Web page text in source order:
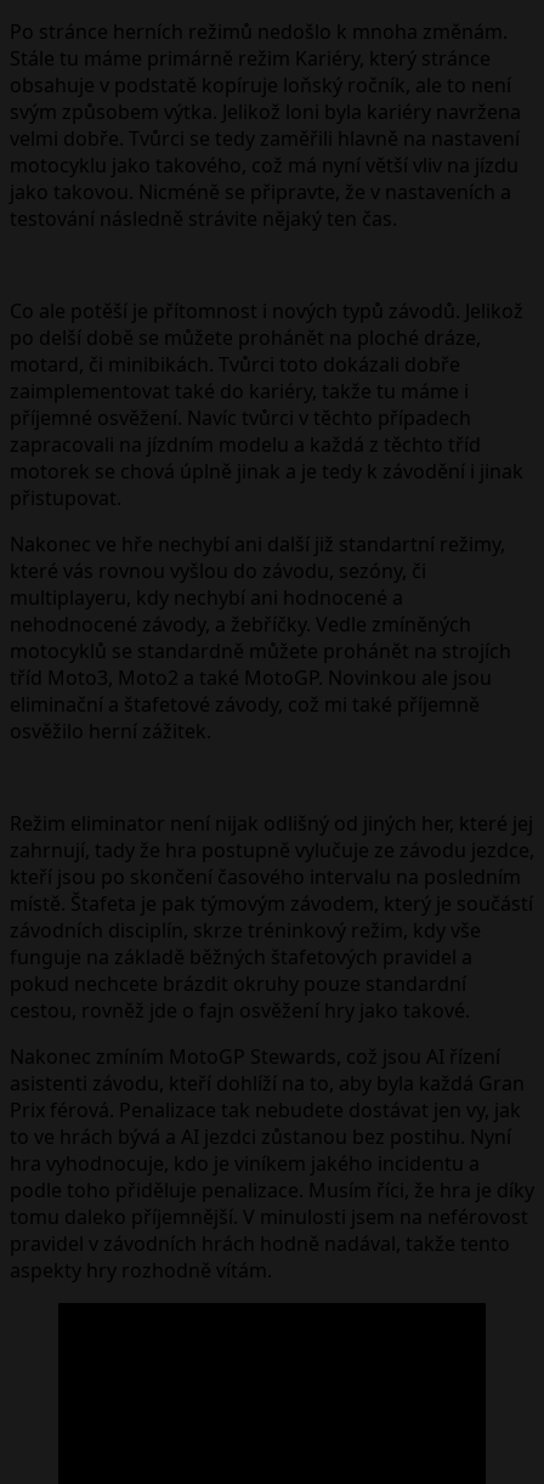
Po stránce herních režimů nedošlo k mnoha změnám.
Stále tu máme primárně režim Kariéry, který stránce
obsahuje v podstatě kopíruje loňský ročník, ale to není
svým způsobem výtka. Jelikož loni byla kariéry navržena
velmi dobře. Tvůrci se tedy zaměřili hlavně na nastavení
motocyklu jako takového, což má nyní větší vliv na jízdu
jako takovou. Nicméně se připravte, že v nastaveních a
testování následně strávite nějaký ten čas.
Co ale potěší je přítomnost i nových typů závodů. Jelikož
po delší době se můžete prohánět na ploché dráze,
motard, či minibikách. Tvůrci toto dokázali dobře
zaimplementovat také do kariéry, takže tu máme i
příjemné osvěžení. Navíc tvůrci v těchto případech
zapracovali na jízdním modelu a každá z těchto tříd
motorek se chová úplně jinak a je tedy k závodění i jinak
přistupovat.
Nakonec ve hře nechybí ani další již standartní režimy,
které vás rovnou vyšlou do závodu, sezóny, či
multiplayeru, kdy nechybí ani hodnocené a
nehodnocené závody, a žebříčky. Vedle zmíněných
motocyklů se standardně můžete prohánět na strojích
tříd Moto3, Moto2 a také MotoGP. Novinkou ale jsou
eliminační a štafetové závody, což mi také příjemně
osvěžilo herní zážitek.
Režim eliminator není nijak odlišný od jiných her, které jej
zahrnují, tady že hra postupně vylučuje ze závodu jezdce,
kteří jsou po skončení časového intervalu na posledním
místě. Štafeta je pak týmovým závodem, který je součástí
závodních disciplín, skrze tréninkový režim, kdy vše
funguje na základě běžných štafetových pravidel a
pokud nechcete brázdit okruhy pouze standardní
cestou, rovněž jde o fajn osvěžení hry jako takové.
Nakonec zmíním MotoGP Stewards, což jsou AI řízení
asistenti závodu, kteří dohlíží na to, aby byla každá Gran
Prix férová. Penalizace tak nebudete dostávat jen vy, jak
to ve hrách bývá a AI jezdci zůstanou bez postihu. Nyní
hra vyhodnocuje, kdo je viníkem jakého incidentu a
podle toho přiděluje penalizace. Musím říci, že hra je díky
tomu daleko příjemnější. V minulosti jsem na neférovost
pravidel v závodních hrách hodně nadával, takže tento
aspekty hry rozhodně vítám.